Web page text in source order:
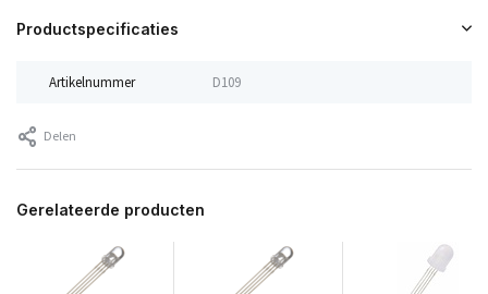
Productspecificaties
Artikelnummer D109
Delen
Gerelateerde producten